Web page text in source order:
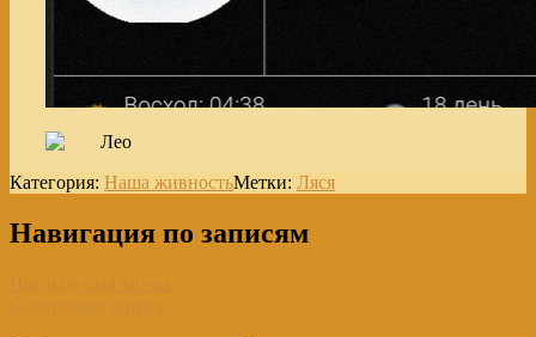
Категория: Наша живностьМетки: Ляся
Навигация по записям